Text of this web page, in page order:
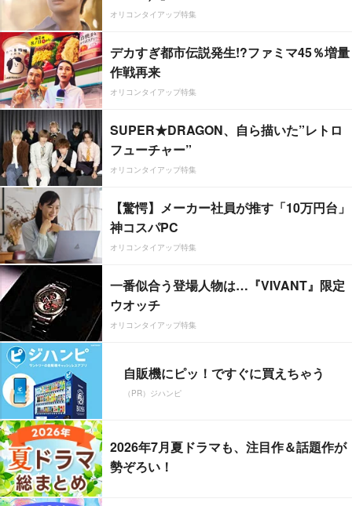
オリコンタイアップ特集
デカすぎ都市伝説発生!?ファミマ45％増量
作戦再来
オリコンタイアップ特集
SUPER★DRAGON、自ら描いた”レトロ
フューチャー”
オリコンタイアップ特集
【驚愕】メーカー社員が推す「10万円台」
神コスパPC
オリコンタイアップ特集
一番似合う登場人物は…『VIVANT』限定
ウオッチ
オリコンタイアップ特集
自販機にピッ！ですぐに買えちゃう
（PR）ジハンピ
2026年7月夏ドラマも、注目作＆話題作が
勢ぞろい！